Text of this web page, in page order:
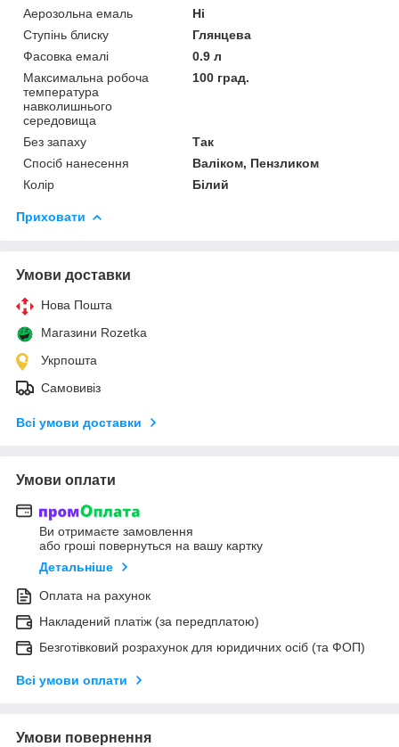
Аерозольна емаль
Ні
Ступінь блиску
Глянцева
Фасовка емалі
0.9 л
Максимальна робоча
температура
навколишнього
середовища
100 град.
Без запаху
Так
Спосіб нанесення
Валіком, Пензликом
Колір
Білий
Приховати
Умови доставки
Нова Пошта
Магазини Rozetka
Укрпошта
Самовивіз
Всі умови доставки
Умови оплати
Ви отримаєте замовлення
або гроші повернуться на вашу картку
Детальніше
Оплата на рахунок
Накладений платіж (за передплатою)
Безготівковий розрахунок для юридичних осіб (та ФОП)
Всі умови оплати
Умови повернення